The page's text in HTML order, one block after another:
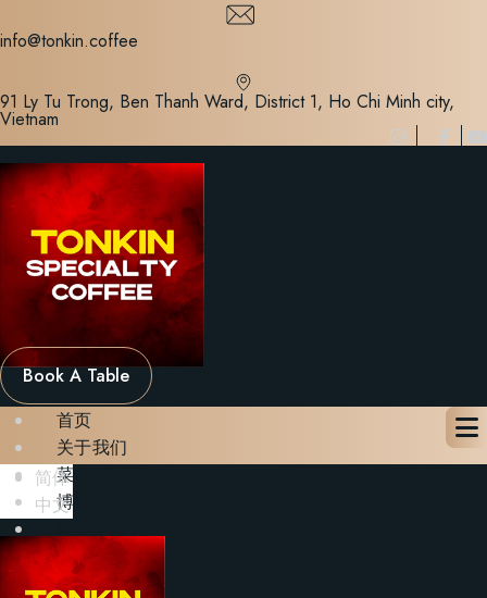
to
info@tonkin.coffee
91 Ly Tu Trong, Ben Thanh Ward, District 1, Ho Chi Minh city,
Vietnam
Book A Table
首页
关于我们
菜单
博客
联系我们
预订座位
简体
中文